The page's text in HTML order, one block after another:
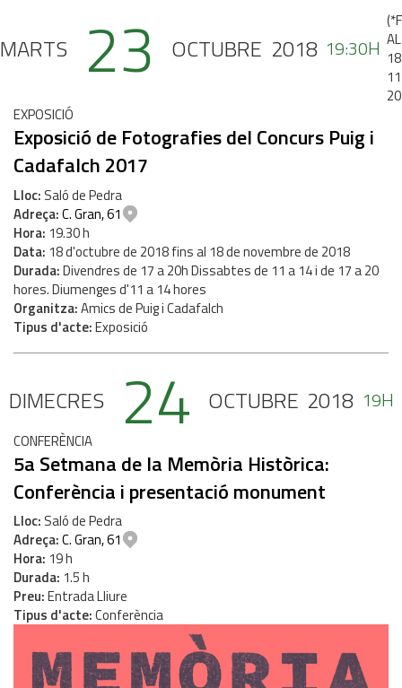
23 OCTUBRE 2018 19:30H
(
AL
EXPOSICIÓ
Exposició de Fotografies del Concurs Puig i
Cadafalch 2017
Lloc Saló de Pedra
Adreça C. Gran, 61
Hora 19.30 h
Data 18d'octubrede 2018fins al 18denovembrede 2018
Durada Divendres de 17 a 20h Dissabtes de 11 a 14 i de 17 a 20
hores. Diumenges d'11 a 14 hores
Organitza Amics de Puig i Cadafalch
Tipus d'acte Exposició
DIMECRES 24 OCTUBRE 2018 19H
CONFERÈNCIA
5a Setmana de la Memòria Històrica:
Conferència i presentació monument
Lloc Saló de Pedra
Adreça C. Gran, 61
Hora 19 h
Durada 1.5 h
Preu Entrada Lliure
Tipus d'acte Conferència